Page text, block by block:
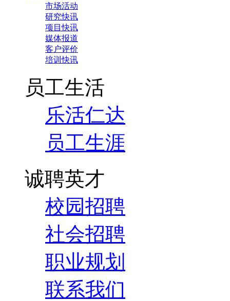
市场活动
研究快讯
项目快讯
媒体报道
客户评价
培训快讯
员工生活
乐活仁达
员工生涯
诚聘英才
校园招聘
社会招聘
职业规划
联系我们